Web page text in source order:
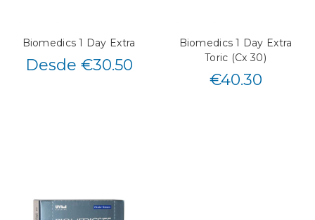
Biomedics 1 Day Extra
Desde €30.50
Biomedics 1 Day Extra
Toric (Cx 30)
€40.30